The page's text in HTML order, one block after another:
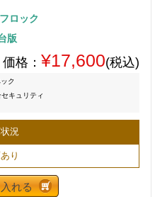
ロック
版
格： ¥17,600(税込)
ク
キュリティ
況
り
れる